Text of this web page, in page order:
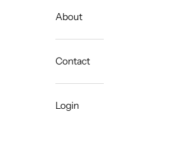
About
Contact
Login